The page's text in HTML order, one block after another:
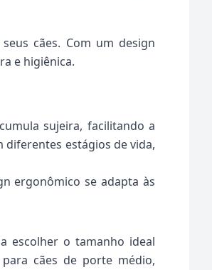
cães. Com um design
e higiênica.
sujeira, facilitando a
diferentes estágios de vida,
ergonômico se adapta às
escolher o tamanho ideal
cães de porte médio,